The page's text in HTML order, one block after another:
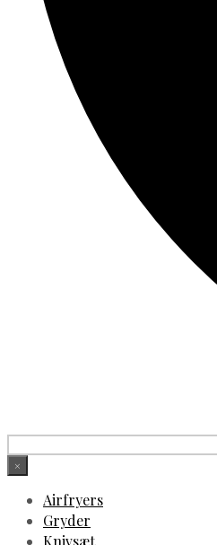
×
Airfryers
Gryder
Knivsæt